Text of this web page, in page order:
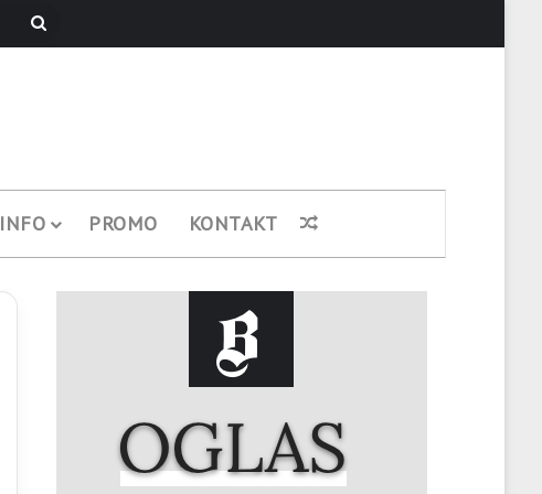
Pretraži
INFO PROMO KONTAKT Nasumični članak